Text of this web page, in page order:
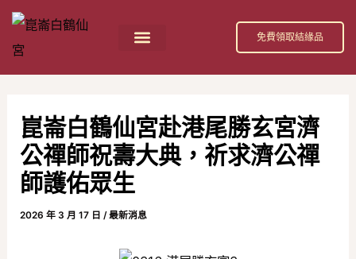
免費領取結緣品
崑崙白鶴仙宮赴港尾勝玄宮濟
公禪師祝壽大典，祈求濟公禪
師護佑眾生
2026 年 3 月 17 日/最新消息
Post